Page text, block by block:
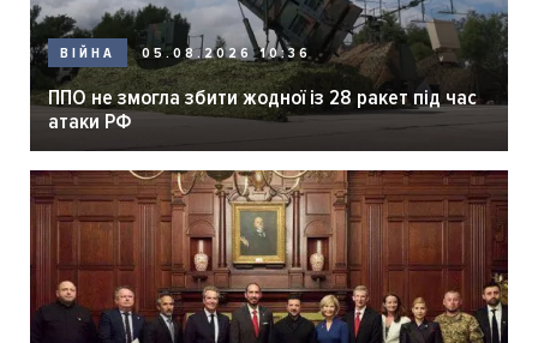
ВІЙНА 05.08.2026 10:36
ППО не змогла збити жодної із 28 ракет під час
атаки РФ